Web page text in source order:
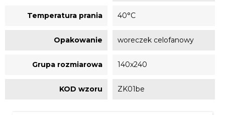
Temperatura prania 40°C
Opakowanie woreczek celofanowy
Grupa rozmiarowa 140x240
KOD wzoru ZK01be